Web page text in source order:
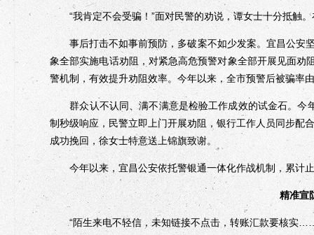
“我肯定不会受骗！”面对民警的劝说，谭女士十分抵触。
事后打击不如事前预防，多破案不如少发案。宜昌公安
象全部实施电话劝阻，对紧急高危预警对象全部开展见面
警机制，有效提升劝阻效率。今年以来，全市预警后被骗率
群众认不认同、满不满意是检验工作成效的试金石。今
制秒级响应，民警立即上门开展劝阻，银行工作人员同步配
成功挽回，徐女士特意送上锦旗致谢。
今年以来，宜昌公安依托警银通一体化作战机制，累计止
精准宣
“陌生来电不轻信，未知链接不点击，转账汇款要核实